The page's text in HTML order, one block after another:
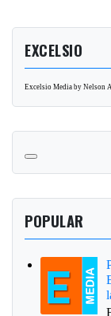
EXCELSIO
Excelsio Media by Nelson
POPULAR